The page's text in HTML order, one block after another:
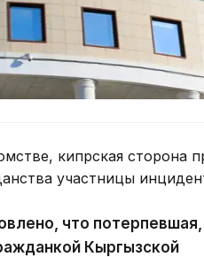
кипрская сторона
участницы
что потерпевшая,
Кыргызской